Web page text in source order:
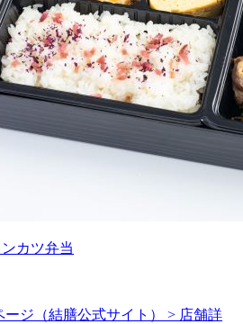
カツ弁当
ージ（結膳公式サイト） > 店舗詳